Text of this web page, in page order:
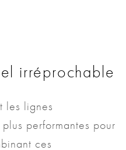
irréprochable
les lignes
performantes pour
ces